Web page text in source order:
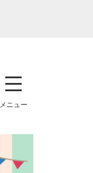
メニュー